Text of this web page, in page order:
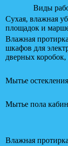
Виды
Сухая, влажная
площадок и
Влажная
шкафов для
дверных
Мытье
Мытье пола
Влажная